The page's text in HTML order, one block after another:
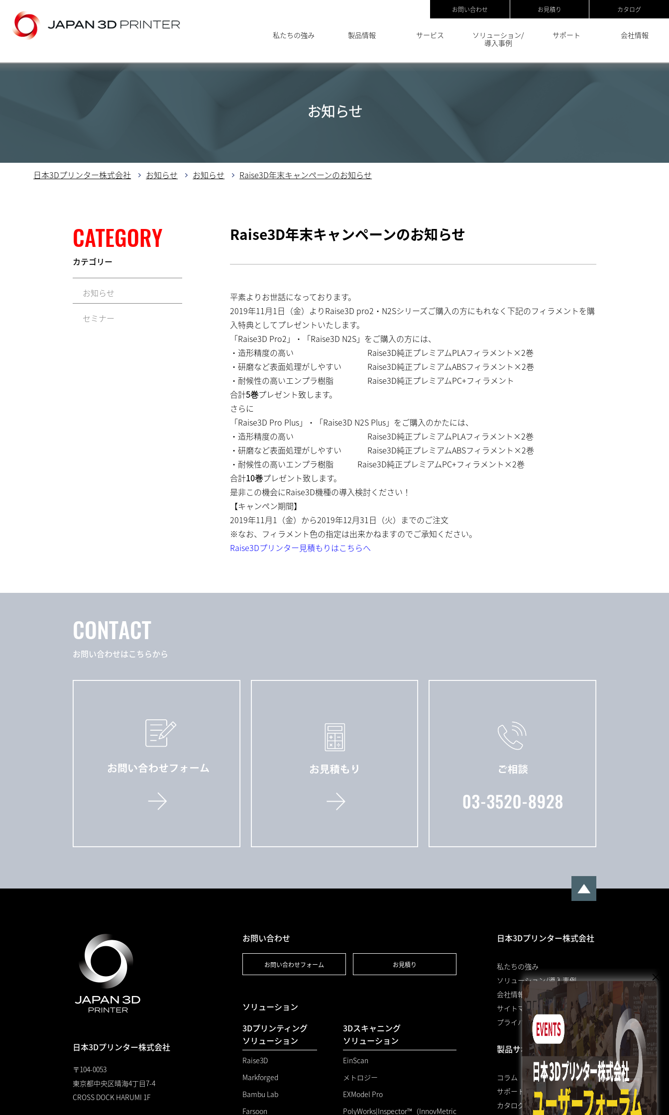
お問い合わせ お見積り カタログ
私たちの強み 製品情報 サービス
ソリューション/
導入事例
サポート 会社情報
お知らせ
日本3Dプリンター株式会社 お知らせ お知らせ Raise3D年末キャンペーンのお知らせ
CATEGORY
カテゴリー
お知らせ
セミナー
Raise3D年末キャンペーンのお知らせ
平素よりお世話になっております。
2019年11月1日（金）よりRaise3D pro2・N2Sシリーズご購入の方にもれなく下記のフィラメントを購
入特典としてプレゼントいたします。
「Raise3D Pro2」・「Raise3D N2S」をご購入の方には、
・造形精度の高い Raise3D純正プレミアムPLAフィラメント×2巻
・研磨など表面処理がしやすい Raise3D純正プレミアムABSフィラメント×2巻
・耐候性の高いエンプラ樹脂 Raise3D純正プレミアムPC+フィラメント
合計5巻プレゼント致します。
さらに
「Raise3D Pro Plus」・「Raise3D N2S Plus」をご購入のかたには、
・造形精度の高い Raise3D純正プレミアムPLAフィラメント×2巻
・研磨など表面処理がしやすい Raise3D純正プレミアムABSフィラメント×2巻
・耐候性の高いエンプラ樹脂 Raise3D純正プレミアムPC+フィラメント×2巻
合計10巻プレゼント致します。
是非この機会にRaise3D機種の導入検討ください！
【キャンペン期間】
2019年11月1（金）から2019年12月31日（火）までのご注文
※なお、フィラメント色の指定は出来かねますのでご承知ください。
Raise3Dプリンター見積もりはこちらへ
CONTACT
お問い合わせはこちらから
日本3Dプリンター株式会社
〒104-0053
東京都中央区晴海4丁目7-4
CROSS DOCK HARUMI 1F
お問い合わせ
お問い合わせフォーム お見積り
ソリューション
3Dプリンティング
ソリューション
3Dスキャニング
ソリューション
Raise3D
Markforged
Bambu Lab
Farsoon
EinScan
メトロジー
EXModel Pro
PolyWorks|Inspector™（InnovMetric
日本3Dプリンター株式会社
私たちの強み
ソリューション/導入事例
会社情報
サイトマップ
プライバシーポリシー
製品サポート
コラム
サポート
カタログ